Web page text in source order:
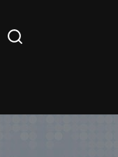
to
content